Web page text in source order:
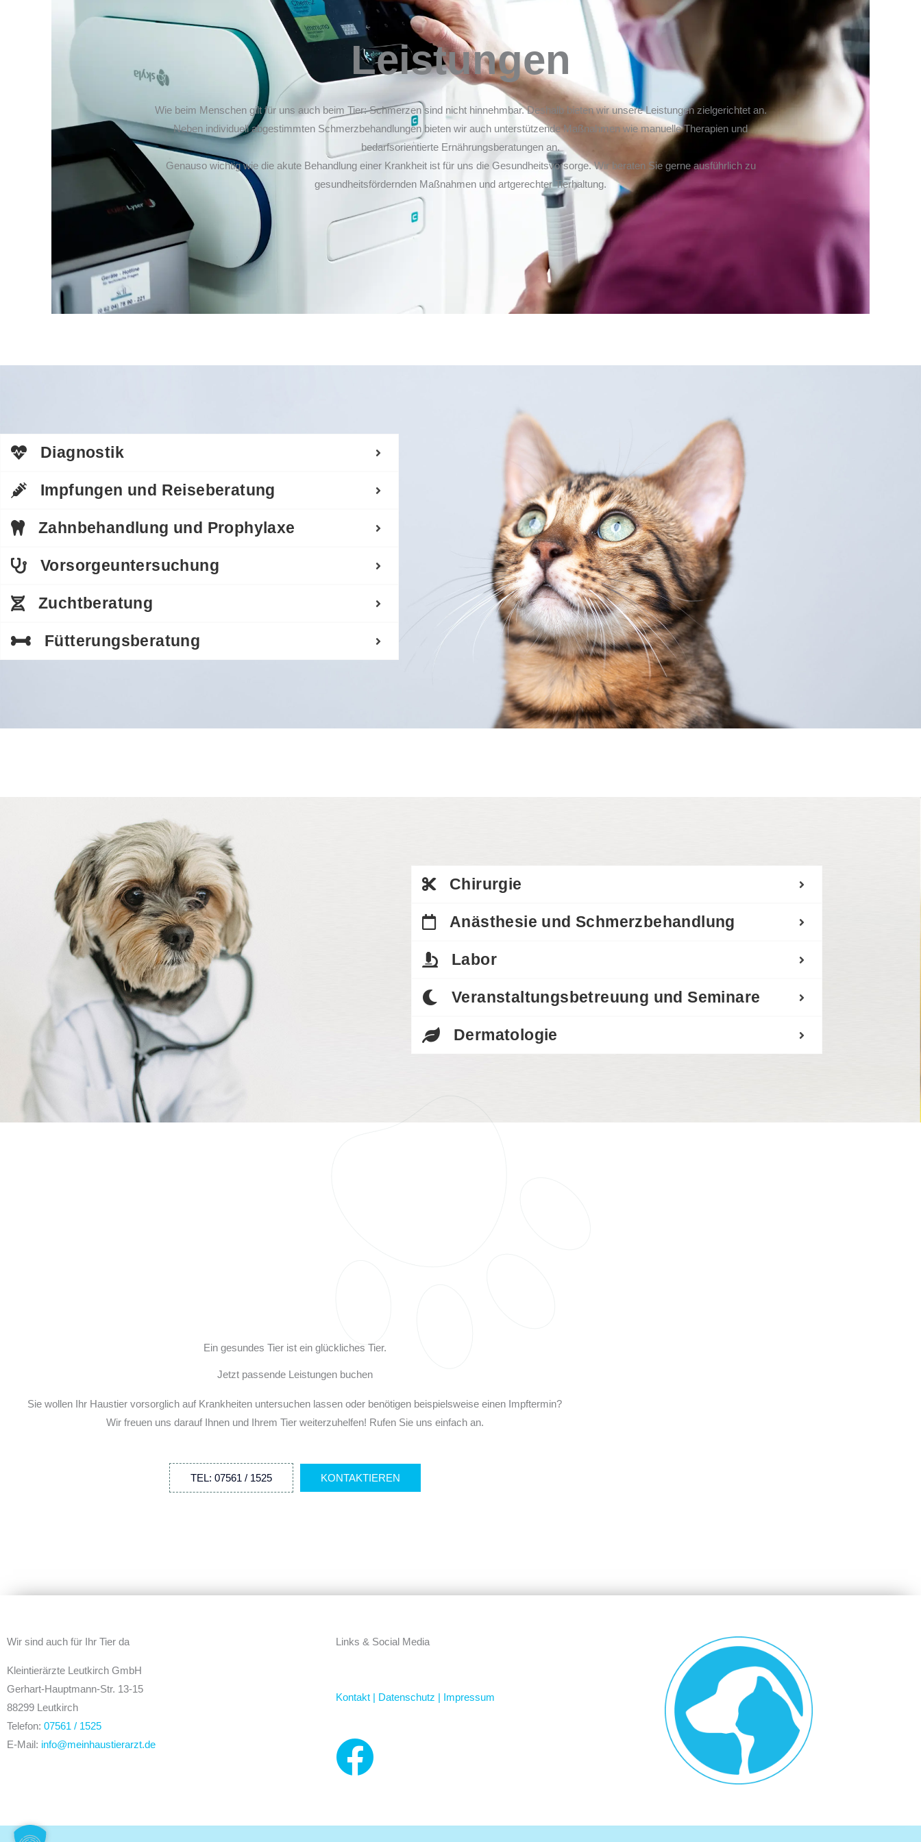
Leistungen
Wie beim Menschen gilt für uns auch beim Tier: Schmerzen sind nicht hinnehmbar. Deshalb bieten wir unsere Leistungen zielgerichtet an.
Neben individuell abgestimmten Schmerzbehandlungen bieten wir auch unterstützende Maßnahmen wie manuelle Therapien und
bedarfsorientierte Ernährungsberatungen an.
Genauso wichtig wie die akute Behandlung einer Krankheit ist für uns die Gesundheitsvorsorge. Wir beraten Sie gerne ausführlich zu
gesundheitsfördernden Maßnahmen und artgerechter Tierhaltung.
Diagnostik
Impfungen und Reiseberatung
Zahnbehandlung und Prophylaxe
Vorsorgeuntersuchung
Zuchtberatung
Fütterungsberatung
Chirurgie
Anästhesie und Schmerzbehandlung
Labor
Veranstaltungsbetreuung und Seminare
Dermatologie
Ein gesundes Tier ist ein glückliches Tier.
Jetzt passende Leistungen buchen
Sie wollen Ihr Haustier vorsorglich auf Krankheiten untersuchen lassen oder benötigen beispielsweise einen Impftermin?
Wir freuen uns darauf Ihnen und Ihrem Tier weiterzuhelfen! Rufen Sie uns einfach an.
TEL: 07561 / 1525 KONTAKTIEREN
Wir sind auch für Ihr Tier da
Kleintierärzte Leutkirch GmbH
Gerhart-Hauptmann-Str. 13-15
88299 Leutkirch
Telefon: 07561 / 1525
E-Mail: info@meinhaustierarzt.de
Links & Social Media
Kontakt | Datenschutz | Impressum